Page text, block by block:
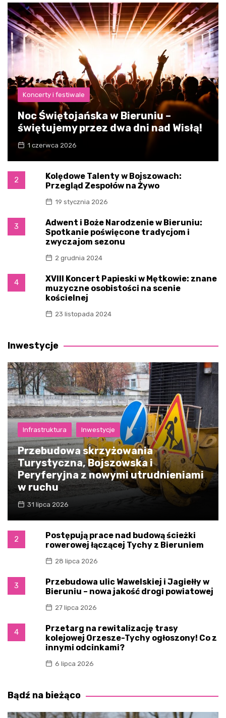
Koncerty i festiwale
Noc Świętojańska w Bieruniu –
świętujemy przez dwa dni nad Wisłą!
1 czerwca 2026
2
Kolędowe Talenty w Bojszowach:
Przegląd Zespołów na Żywo
19 stycznia 2026
3
Adwent i Boże Narodzenie w Bieruniu:
Spotkanie poświęcone tradycjom i
zwyczajom sezonu
2 grudnia 2024
4
XVIII Koncert Papieski w Mętkowie: znane
muzyczne osobistości na scenie
kościelnej
23 listopada 2024
Inwestycje
Infrastruktura Inwestycje
Przebudowa skrzyżowania
Turystyczna, Bojszowska i
Peryferyjna z nowymi utrudnieniami
w ruchu
31 lipca 2026
2
Postępują prace nad budową ścieżki
rowerowej łączącej Tychy z Bieruniem
28 lipca 2026
3
Przebudowa ulic Wawelskiej i Jagiełły w
Bieruniu – nowa jakość drogi powiatowej
27 lipca 2026
4
Przetarg na rewitalizację trasy
kolejowej Orzesze-Tychy ogłoszony! Co z
innymi odcinkami?
6 lipca 2026
Bądź na bieżąco